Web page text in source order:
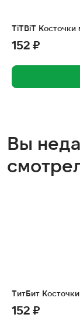
TiTBiT Косточки
152 ₽
Вы
ТитБит
152 ₽